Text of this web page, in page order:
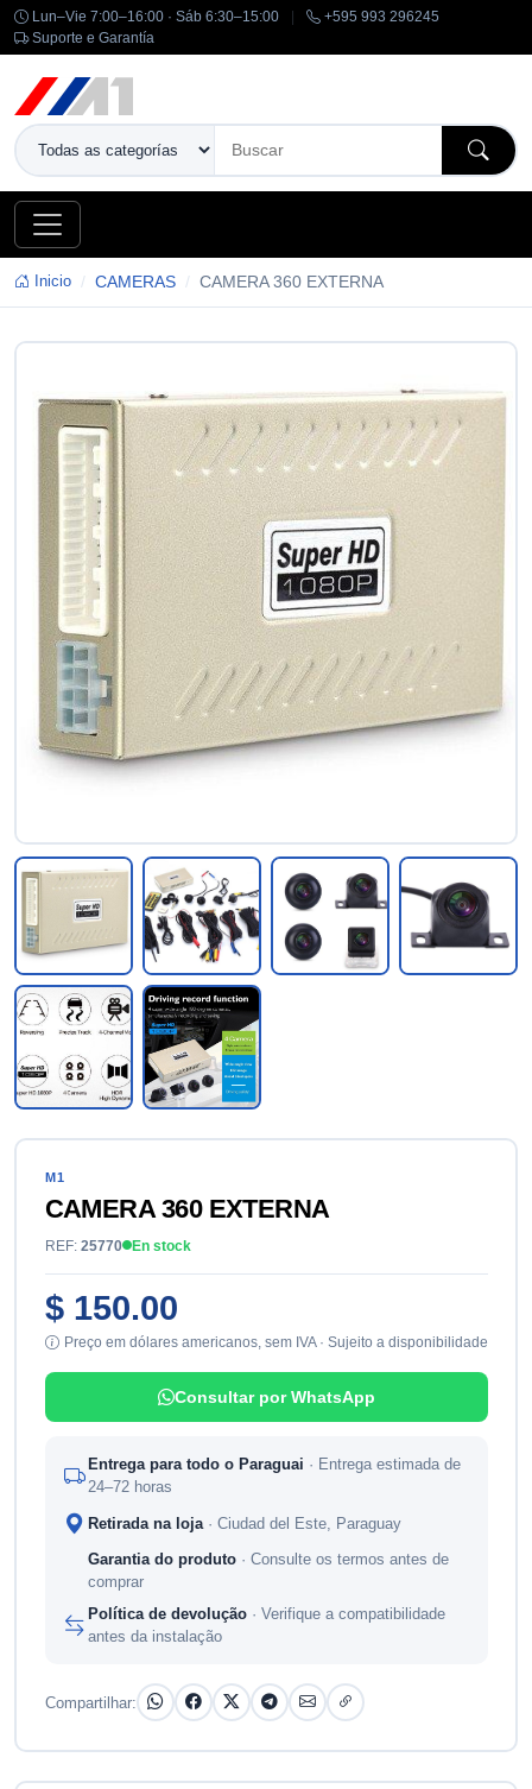
Lun–Vie 7:00–16:00 · Sáb 6:30–15:00
+595 993 296245
Suporte e Garantía
Inicio CAMERAS CAMERA 360 EXTERNA
M1
CAMERA 360 EXTERNA
REF: 25770 En stock
$ 150.00
Preço em dólares americanos, sem IVA · Sujeito a disponibilidade
Consultar por WhatsApp
Entrega para todo o Paraguai · Entrega estimada de
24–72 horas
Retirada na loja · Ciudad del Este, Paraguay
Garantia do produto · Consulte os termos antes de
comprar
Política de devolução · Verifique a compatibilidade
antes da instalação
Compartilhar: